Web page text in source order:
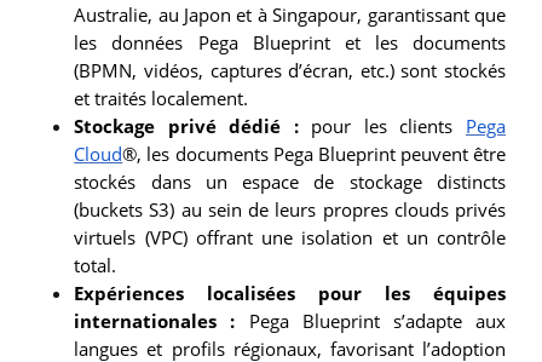
Australie, au Japon et à Singapour, garantissant que
les données Pega Blueprint et les documents
(BPMN, vidéos, captures d’écran, etc.) sont stockés
et traités localement.
Stockage privé dédié :pour les clients Pega
Cloud®, les documents Pega Blueprint peuvent être
stockés dans un espace de stockage distincts
(buckets S3) au sein de leurs propres clouds privés
virtuels (VPC) offrant une isolation et un contrôle
total.
Expériences localisées pour les équipes
internationales : Pega Blueprint s’adapte aux
langues et profils régionaux, favorisant l’adoption